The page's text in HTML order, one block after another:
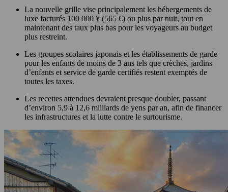
La nouvelle grille vise principalement les hébergements de
luxe facturés 100 000 ¥ (565 €) ou plus par nuit, tout en
maintenant des taux plus bas pour les voyageurs au budget
plus restreint.
Les groupes scolaires japonais et les établissements de garde
pour les enfants de moins de 3 ans tels que crèches, jardins
d’enfants et service de garde certifiés restent exemptés de
toutes les taxes.
Les recettes attendues devraient presque doubler, passant
d’environ 5,9 à 12,6 milliards de yens par an, afin de financer
les infrastructures et la lutte contre le surtourisme.